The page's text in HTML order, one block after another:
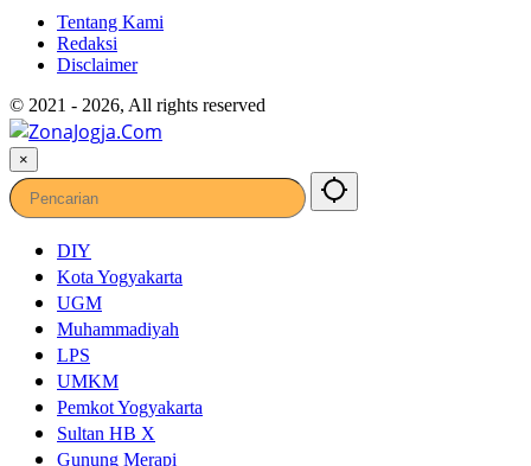
Tentang Kami
Redaksi
Disclaimer
© 2021 - 2026, All rights reserved
×
DIY
Kota Yogyakarta
UGM
Muhammadiyah
LPS
UMKM
Pemkot Yogyakarta
Sultan HB X
Gunung Merapi